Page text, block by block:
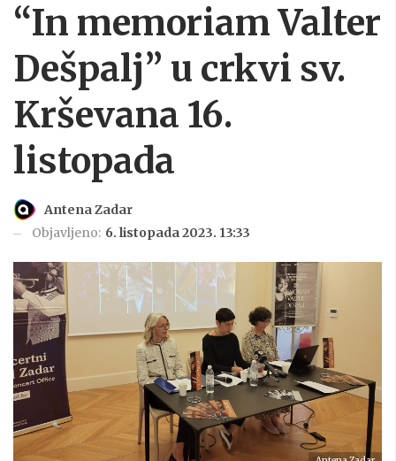
“In memoriam Valter
Dešpalj” u crkvi sv.
Krševana 16.
listopada
Antena Zadar
Objavljeno: 6. listopada 2023. 13:33